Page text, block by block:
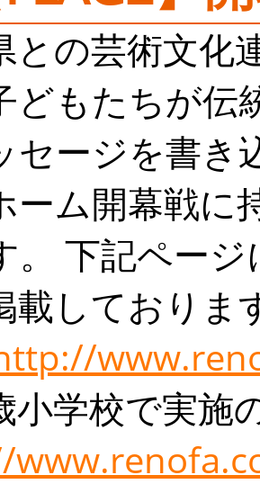
との芸術文化
どもたちが伝
セージを書き
ーム開幕戦に
。 下記ペー
載しており
学校で実施